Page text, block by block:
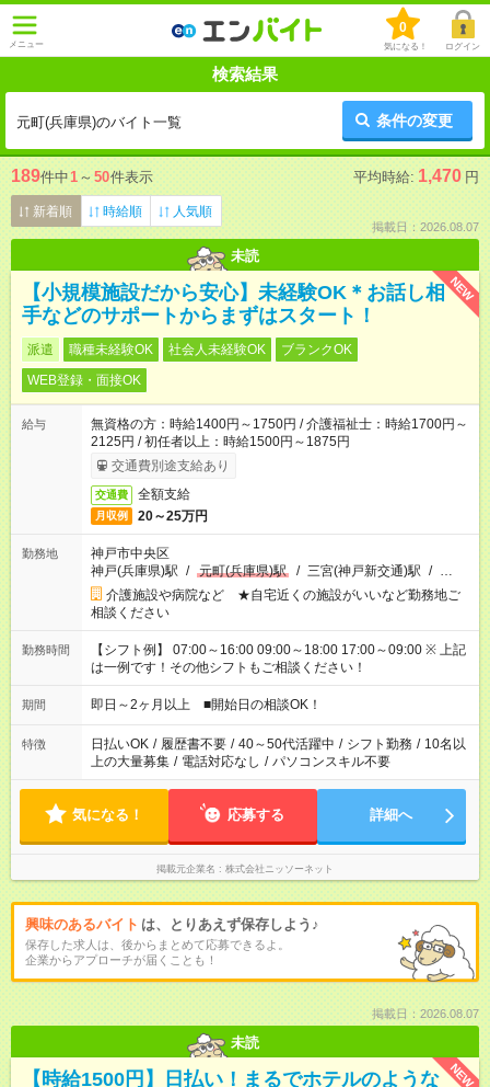
メニュー
0
気になる！ ログイン
検索結果
元町(兵庫県)のバイト一覧 条件の変更
189件中1 ～ 50件表示 平均時給: 1,470 円
新着順 時給順 人気順
掲載日：2026.08.07
未読
NEW
【小規模施設だから安心】未経験OK＊お話し相
手などのサポートからまずはスタート！
派遣 職種未経験OK 社会人未経験OK
ブランクOK
WEB登録・面接OK
給与
無資格の方：時給1400円～1750円 / 介護福祉士：時給1700円～
2125円 / 初任者以上：時給1500円～1875円
交通費別途支給あり
交通費 全額支給
月収例 20～25万円
勤務地
神戸市中央区
神戸(兵庫県)駅 / 元町(兵庫県)駅 / 三宮(神戸新交通)駅 / …
介護施設や病院など ★自宅近くの施設がいいなど勤務地ご
相談ください
勤務時間
【シフト例】 07:00～16:00 09:00～18:00 17:00～09:00 ※ 上記
は一例です！その他シフトもご相談ください！
期間 即日～2ヶ月以上 ■開始日の相談OK！
特徴 日払いOK / 履歴書不要 / 40～50代活躍中 / シフト勤務 / 10名以
上の大量募集 / 電話対応なし / パソコンスキル不要
気になる！ 応募する 詳細へ
掲載元企業名 株式会社ニッソーネット
興味のあるバイト は、とりあえず保存しよう♪
保存した求人は、後からまとめて応募できるよ。
企業からアプローチが届くことも！
掲載日：2026.08.07
未読
NEW
【時給1500円】日払い！まるでホテルのような